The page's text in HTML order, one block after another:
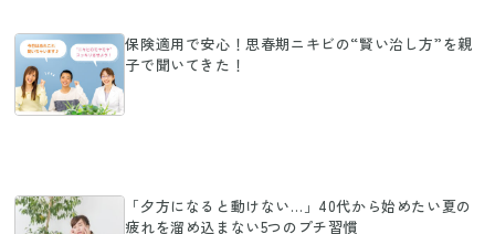
保険適用で安心！思春期ニキビの“賢い治し方”を親
子で聞いてきた！
「夕方になると動けない…」40代から始めたい夏の
疲れを溜め込まない5つのプチ習慣